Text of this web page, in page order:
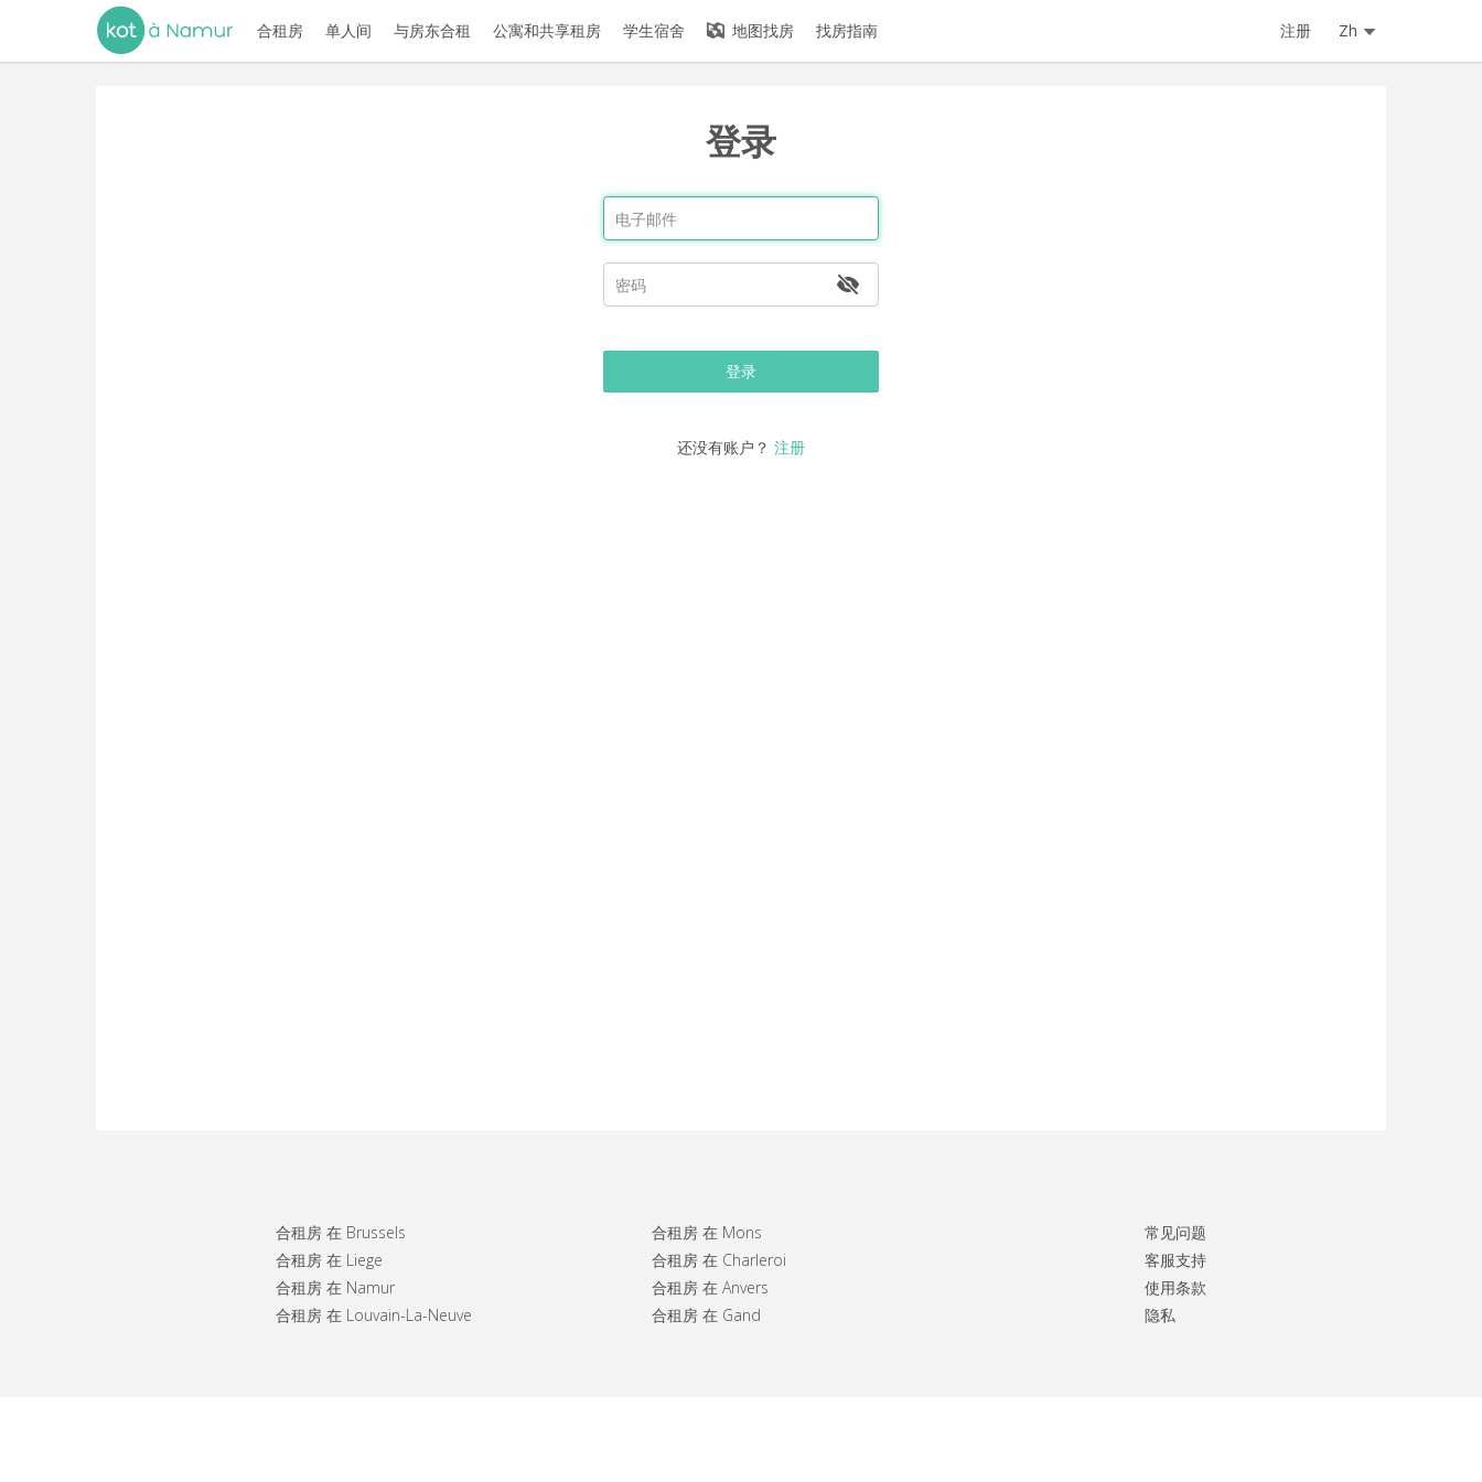
合租房 单人间 与房东合租 公寓和共享租房 学生宿舍 地图找房 找房指南 注册 Zh
登录
登录
还没有账户？ 注册
合租房 在 Brussels
合租房 在 Liege
合租房 在 Namur
合租房 在 Louvain-La-Neuve
合租房 在 Mons
合租房 在 Charleroi
合租房 在 Anvers
合租房 在 Gand
常见问题
客服支持
使用条款
隐私